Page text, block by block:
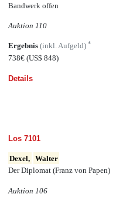
Bandwerk offen
Auktion 110
Ergebnis (inkl. Aufgeld) *
738€ (US$ 848)
Details
Los 7101
Dexel, Walter
Der Diplomat (Franz von Papen)
Auktion 106